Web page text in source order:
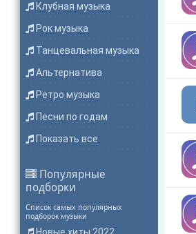
Клубная музыка
Рок музыка
Танцевальная музыка
Альтернатива
Ретро музыка
Песни по годам
Показать все
Популярные
подборки
Список самых популярных
подборок музыки